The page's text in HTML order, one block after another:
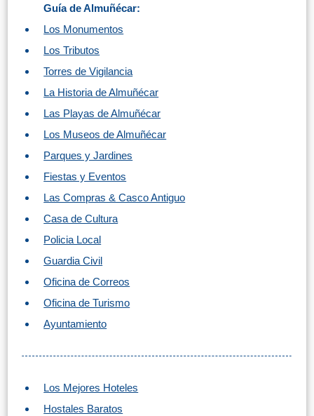
Villas
Campings
LOS
MEJORES
ALOJAMIENTOS
GRANADA
Hoteles Boutique
Guía de Almuñécar:
Los Monumentos
Los Tributos
Torres de Vigilancia
La Historia de Almuñécar
Las Playas de Almuñécar
Los Museos de Almuñécar
Parques y Jardines
Fiestas y Eventos
Las Compras & Casco Antiguo
Casa de Cultura
Policia Local
Guardia Civil
Oficina de Correos
Oficina de Turismo
Ayuntamiento
Los Mejores Hoteles
Hostales Baratos